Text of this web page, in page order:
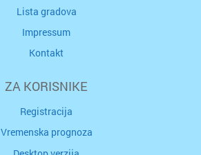
Lista gradova
Impressum
Kontakt
ZA KORISNIKE
Registracija
Vremenska prognoza